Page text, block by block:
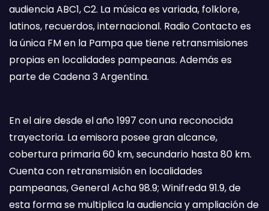
audiencia ABC1, C2. La música es variada, folklore,
latinos, recuerdos, internacional. Radio Contacto es
la única FM en la Pampa que tiene retransmisiones
propias en localidades pampeanas. Además es
parte de Cadena 3 Argentina.
En el aire desde el año 1997 con una reconocida
trayectoria. La emisora posee gran alcance,
cobertura primaria 60 km, secundario hasta 80 km.
Cuenta con retransmisión en localidades
pampeanas, General Acha 98.9; Winifreda 91.9, de
esta forma se multiplica la audiencia y ampliación de